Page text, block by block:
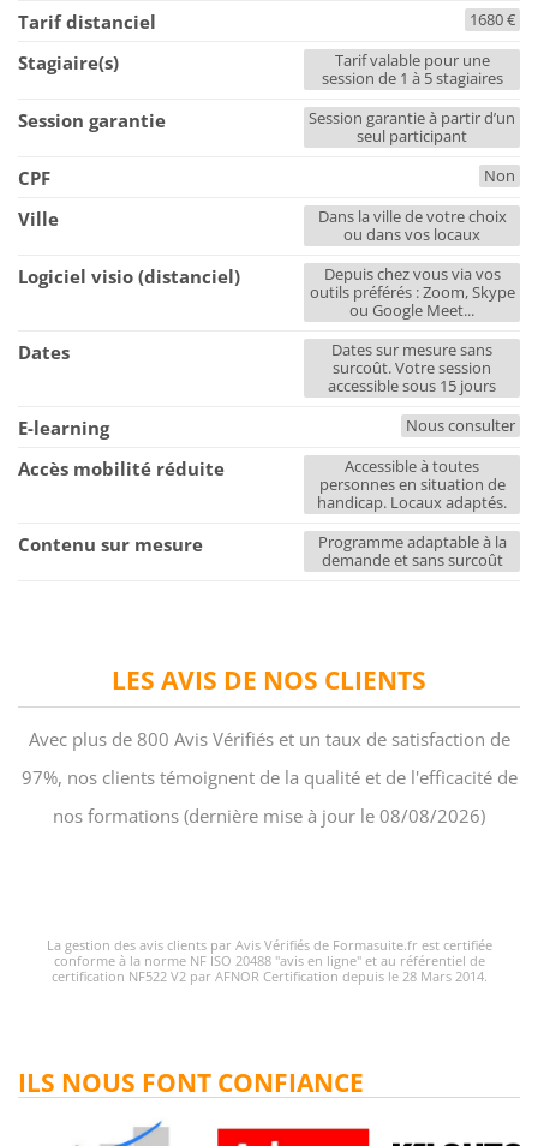
LES AVIS DE NOS CLIENTS
Avec plus de 800 Avis Vérifiés et un taux de satisfaction de
97%, nos clients témoignent de la qualité et de l'efficacité de
nos formations (dernière mise à jour le 08/08/2026)
La gestion des avis clients par Avis Vérifiés de Formasuite.fr est certifiée
conforme à la norme NF ISO 20488 "avis en ligne" et au référentiel de
certification NF522 V2 par AFNOR Certification depuis le 28 Mars 2014.
ILS NOUS FONT CONFIANCE
Tarif distanciel 1680 €
Stagiaire(s)
Tarif valable pour une
session de 1 à 5 stagiaires
Session garantie
Session garantie à partir d’un
seul participant
CPF Non
Ville
Dans la ville de votre choix
ou dans vos locaux
Logiciel visio (distanciel)
Depuis chez vous via vos
outils préférés : Zoom, Skype
ou Google Meet...
Dates
Dates sur mesure sans
surcoût. Votre session
accessible sous 15 jours
E-learning Nous consulter
Accès mobilité réduite
Accessible à toutes
personnes en situation de
handicap. Locaux adaptés.
Contenu sur mesure
Programme adaptable à la
demande et sans surcoût